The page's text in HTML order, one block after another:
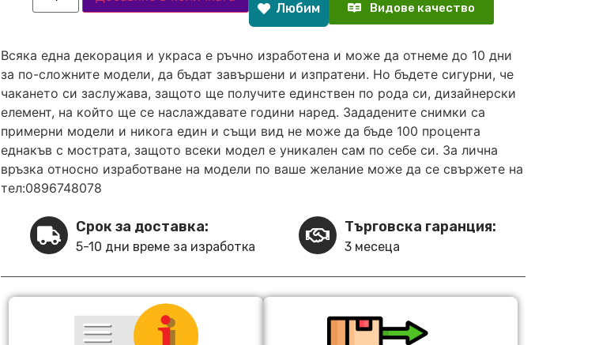
Любим Видове качество
Всяка една декорация и украса е ръчно изработена и може да отнеме до 10 дни
за по-сложните модели, да бъдат завършени и изпратени. Но бъдете сигурни, че
чакането си заслужава, защото ще получите единствен по рода си, дизайнерски
елемент, на който ще се наслаждавате години наред. Зададените снимки са
примерни модели и никога един и същи вид не може да бъде 100 процента
еднакъв с мострата, защото всеки модел е уникален сам по себе си. За лична
връзка относно изработване на модели по ваше желание може да се свържете на
тел:0896748078
Срок за доставка:
5-10 дни време за изработка
Търговска гаранция:
3 месеца